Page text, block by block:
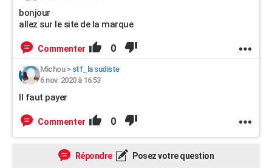
bonjour
allez sur le site de la marque
Commenter 0
Michou> stf_la sudiste
6 nov. 2020 à 16:53
Il faut payer
Commenter 0
Répondre Posez votre question